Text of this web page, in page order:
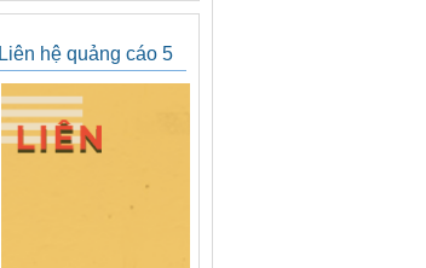
Liên hệ quảng cáo 5